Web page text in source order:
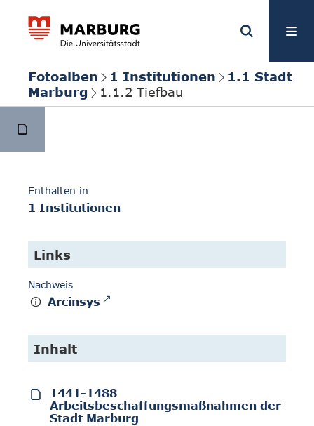
Fotoalben 1 Institutionen
1.1 Stadt
Marburg
1.1.2 Tiefbau
Enthalten in
1 Institutionen
Links
Nachweis
Arcinsys
Inhalt
1441-1488
Arbeitsbeschaffungsmaßnahmen der
Stadt Marburg